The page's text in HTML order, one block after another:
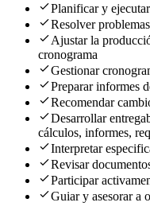
Planificar y
Resolver
Ajustar la
cronograma
Gestionar
Preparar informes
Recomendar
Desarrollar
cálculos, informes,
Interpretar
Revisar
Participar
Guiar y asesorar a